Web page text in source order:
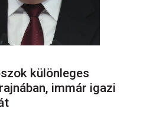
különleges
immár igazi